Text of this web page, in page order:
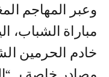
وعبر المهاجم المغربي عن جاهزيته لخوض
خادم الحرمين